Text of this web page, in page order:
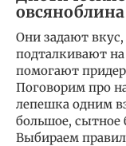
овсяноблина
Они задают
подталкивают
помогают
Поговорим про
лепешка одним
большое, сытное
Выбираем